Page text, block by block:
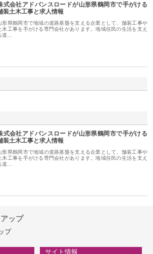
式会社アドバンスロードが山形県鶴岡市で手がける
装土木工事と求人情報
形県鶴岡市で地域の道路基盤を支える企業として、舗装工事や
木工事を手がける専門会社があります。地域住民の生活を支え
道…
式会社アドバンスロードが山形県鶴岡市で手がける
装土木工事と求人情報
形県鶴岡市で地域の道路基盤を支える企業として、舗装工事や
木工事を手がける専門会社があります。地域住民の生活を支え
道…
ップ
プ
サイト情報